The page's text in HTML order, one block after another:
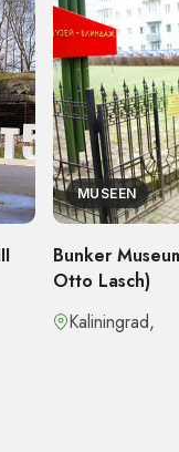
MUSEEN
Bunker
Otto Lasch)
Kaliningrad,